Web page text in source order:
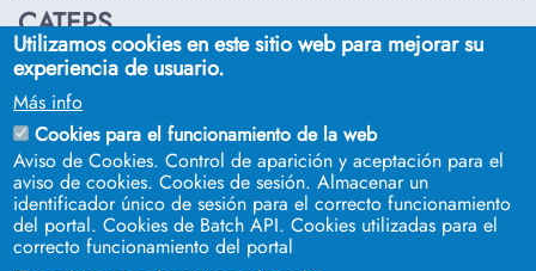
CATEPS
C/ Euclides, s/n. Sevilla 41092. Tel.: 955 42 03 53
secdireps@us.es
Utilizamos cookies en este sitio web para mejorar su
experiencia de usuario.
Más info
Cookies para el funcionamiento de la web
Aviso de Cookies. Control de aparición y aceptación para el
aviso de cookies. Cookies de sesión. Almacenar un
identificador único de sesión para el correcto funcionamiento
del portal. Cookies de Batch API. Cookies utilizadas para el
correcto funcionamiento del portal